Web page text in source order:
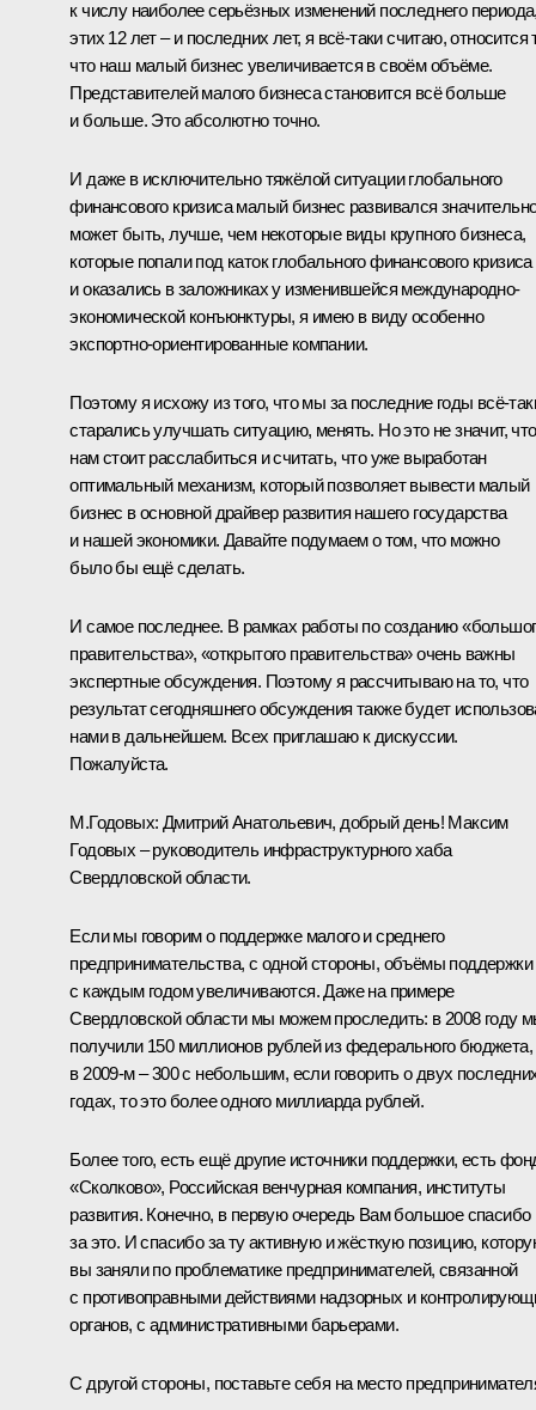
к числу наиболее серьёзных изменений последнего
этих 12 лет – и последних лет, я всё‑таки считаю, относится
что наш малый бизнес увеличивается в своём объёме.
Представителей малого бизнеса становится всё больше
и больше. Это абсолютно точно.
И даже в исключительно тяжёлой ситуации глобального
финансового кризиса малый бизнес развивался
может быть, лучше, чем некоторые виды крупного бизнеса,
которые попали под каток глобального финансового кризиса
и оказались в заложниках у изменившейся международно-
экономической конъюнктуры, я имею в виду особенно
экспортно-ориентированные компании.
Поэтому я исхожу из того, что мы за последние годы
старались улучшать ситуацию, менять. Но это не значит, что
нам стоит расслабиться и считать, что уже выработан
оптимальный механизм, который позволяет вывести малый
бизнес в основной драйвер развития нашего государства
и нашей экономики. Давайте подумаем о том, что можно
было бы ещё сделать.
И самое последнее. В рамках работы по созданию
правительства», «открытого правительства» очень важны
экспертные обсуждения. Поэтому я рассчитываю на то, что
результат сегодняшнего обсуждения также будет
нами в дальнейшем. Всех приглашаю к дискуссии.
Пожалуйста.
М.Годовых: Дмитрий Анатольевич, добрый день! Максим
Годовых – руководитель инфраструктурного хаба
Свердловской области.
Если мы говорим о поддержке малого и среднего
предпринимательства, с одной стороны, объёмы поддержки
с каждым годом увеличиваются. Даже на примере
Свердловской области мы можем проследить: в 2008 году
получили 150 миллионов рублей из федерального бюджета,
в 2009-м – 300 с небольшим, если говорить о двух
годах, то это более одного миллиарда рублей.
Более того, есть ещё другие источники поддержки, есть
«Сколково», Российская венчурная компания, институты
развития. Конечно, в первую очередь Вам большое спасибо
за это. И спасибо за ту активную и жёсткую позицию,
вы заняли по проблематике предпринимателей, связанной
с противоправными действиями надзорных и
органов, с административными барьерами.
С другой стороны, поставьте себя на место